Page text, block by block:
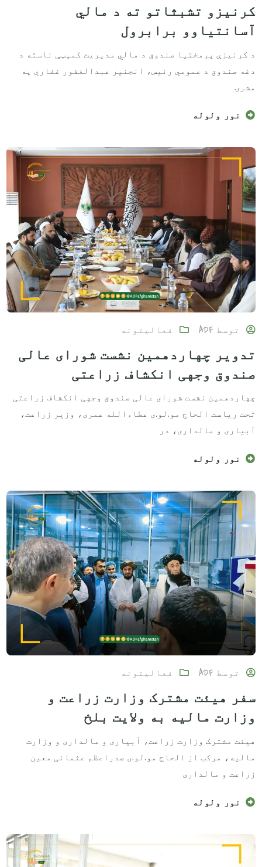
کرنیزو تشبثاتو ته د مالي
آسانتیاوو برابرول
د کرنیزې پرمختیا صندوق د مالي مدیریت کمېټې ناسته د
دغه صندوق د عمومي رئیس، انجنیر عبدالغفور غفاري په
مشرۍ
نور ولوله
توسطADF فعالیتونه
تدویر چهاردهمین نشست شورای عالی
صندوق وجهی انکشاف زراعتی
چهاردهمین نشست شورای عالی صندوق وجهی انکشاف زراعتی
تحت ریاست الحاج مو.لو.ی عطاءالله عمری، وزیر زراعت،
آبیاری و مالداری، در
نور ولوله
توسطADF فعالیتونه
سفر هیئت مشترک وزارت زراعت و
وزارت مالیه به ولایت بلخ
هیئت مشترک وزارت زراعت، آبیاری و مالداری و وزارت
مالیه، مرکب از الحاج مو.لو.ی صدراعظم عثمانی معین
زراعت و مالداری
نور ولوله